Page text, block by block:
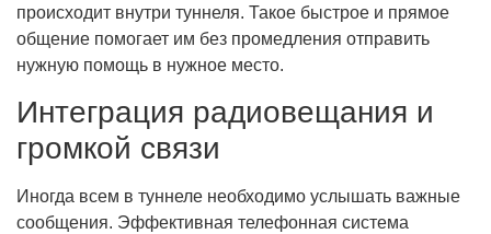
происходит внутри туннеля. Такое быстрое и прямое
общение помогает им без промедления отправить
нужную помощь в нужное место.
Интеграция радиовещания и
громкой связи
Иногда всем в туннеле необходимо услышать важные
сообщения. Эффективная телефонная система